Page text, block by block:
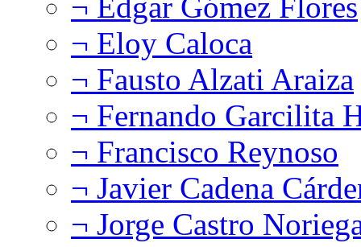
¬ Eloy Caloca
¬ Fausto Alzati Araiza
¬ Fernando Garcilita
¬ Francisco Reynoso
¬ Javier Cadena
¬ Jorge Castro